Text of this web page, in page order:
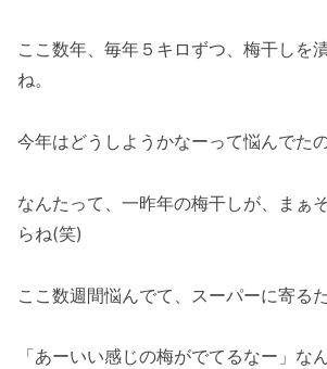
ここ数年、毎年５キロずつ、梅干しを
ね。
今年はどうしようかなーって悩んでたの
なんたって、一昨年の梅干しが、まぁ
らね(笑)
ここ数週間悩んでて、スーパーに寄る
「あーいい感じの梅がでてるなー」な